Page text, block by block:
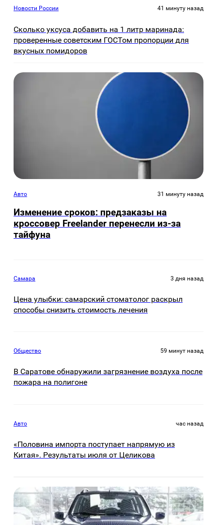
Новости России 41 минуту назад
Сколько уксуса добавить на 1 литр маринада:
проверенные советским ГОСТом пропорции для
вкусных помидоров
Авто 31 минуту назад
Изменение сроков: предзаказы на
кроссовер Freelander перенесли из-за
тайфуна
Самара 3 дня назад
Цена улыбки: самарский стоматолог раскрыл
способы снизить стоимость лечения
Общество 59 минут назад
В Саратове обнаружили загрязнение воздуха после
пожара на полигоне
Авто час назад
«Половина импорта поступает напрямую из
Китая». Результаты июля от Целикова